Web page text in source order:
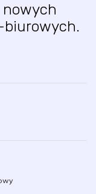
biurowych.